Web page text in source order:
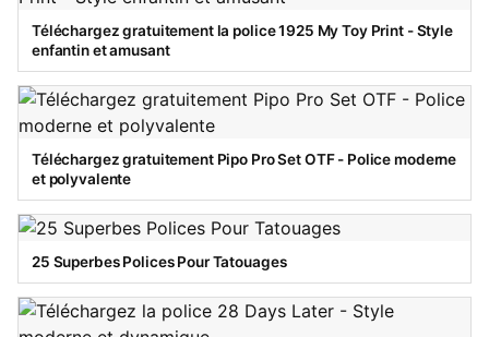
Téléchargez gratuitement la police 1925 My Toy Print - Style
enfantin et amusant
Téléchargez gratuitement Pipo Pro Set OTF - Police moderne
et polyvalente
25 Superbes Polices Pour Tatouages